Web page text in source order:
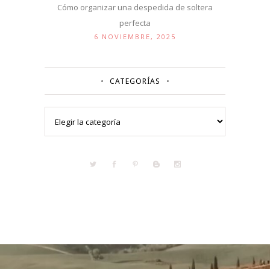
Cómo organizar una despedida de soltera
perfecta
6 NOVIEMBRE, 2025
CATEGORÍAS